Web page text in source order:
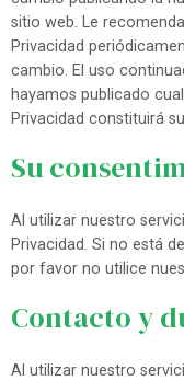
sitio web. Le
Privacidad
cambio. El uso
hayamos publicado
Privacidad constituirá
Su
Al utilizar nuestro
Privacidad. Si no está
por favor no utilice
Contacto y
Al utilizar nuestro